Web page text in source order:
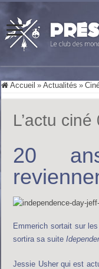
Accueil » Actualités »
L’actu ciné
20
Emmerich sortait sur
sortira sa suite
Jessie Usher qui est